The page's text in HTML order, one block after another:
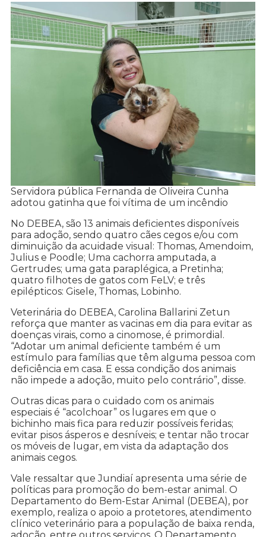
Servidora pública Fernanda de Oliveira Cunha
adotou gatinha que foi vítima de um incêndio
No DEBEA, são 13 animais deficientes disponíveis
para adoção, sendo quatro cães cegos e/ou com
diminuição da acuidade visual: Thomas, Amendoim,
Julius e Poodle; Uma cachorra amputada, a
Gertrudes; uma gata paraplégica, a Pretinha;
quatro filhotes de gatos com FeLV; e três
epilépticos: Gisele, Thomas, Lobinho.
Veterinária do DEBEA, Carolina Ballarini Zetun
reforça que manter as vacinas em dia para evitar as
doenças virais, como a cinomose, é primordial.
“Adotar um animal deficiente também é um
estímulo para famílias que têm alguma pessoa com
deficiência em casa. E essa condição dos animais
não impede a adoção, muito pelo contrário”, disse.
Outras dicas para o cuidado com os animais
especiais é “acolchoar” os lugares em que o
bichinho mais fica para reduzir possíveis feridas;
evitar pisos ásperos e desníveis; e tentar não trocar
os móveis de lugar, em vista da adaptação dos
animais cegos.
Vale ressaltar que Jundiaí apresenta uma série de
políticas para promoção do bem-estar animal. O
Departamento do Bem-Estar Animal (DEBEA), por
exemplo, realiza o apoio a protetores, atendimento
clínico veterinário para a população de baixa renda,